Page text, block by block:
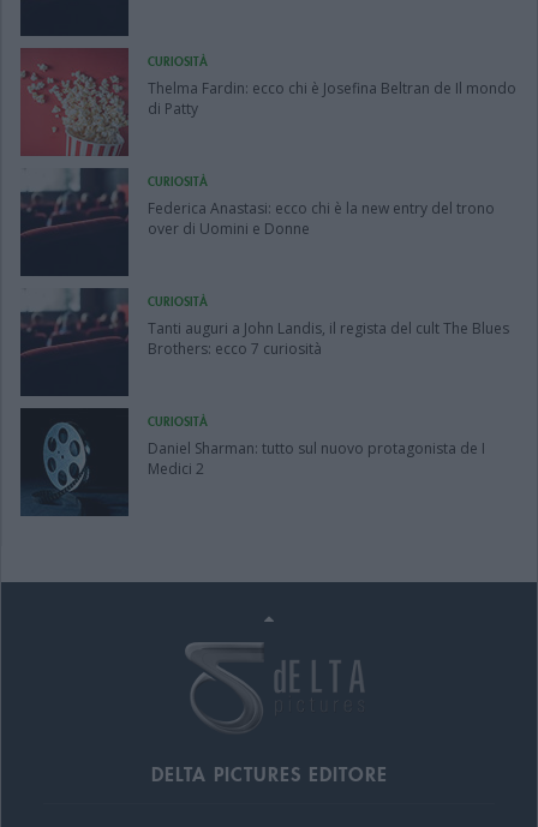
CURIOSITÀ
Thelma Fardin: ecco chi è Josefina Beltran de Il mondo
di Patty
CURIOSITÀ
Federica Anastasi: ecco chi è la new entry del trono
over di Uomini e Donne
CURIOSITÀ
Tanti auguri a John Landis, il regista del cult The Blues
Brothers: ecco 7 curiosità
CURIOSITÀ
Daniel Sharman: tutto sul nuovo protagonista de I
Medici 2
DELTA PICTURES EDITORE